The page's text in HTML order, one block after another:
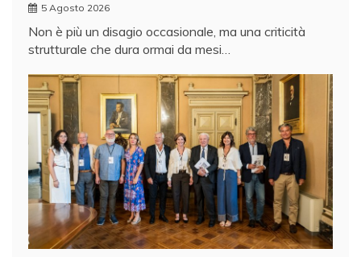
5 Agosto 2026
Non è più un disagio occasionale, ma una criticità
strutturale che dura ormai da mesi…